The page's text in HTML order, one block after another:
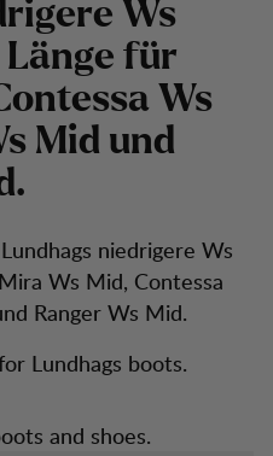
rigere Ws
Länge für
ontessa Ws
s Mid und
.
niedrigere Ws
Ws Mid, Contessa
Ranger Ws Mid.
Lundhags boots.
and shoes.